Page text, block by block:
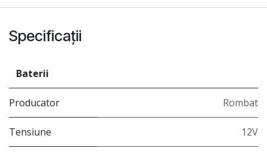
Specificații
Baterii
Producator Rombat
Tensiune 12V